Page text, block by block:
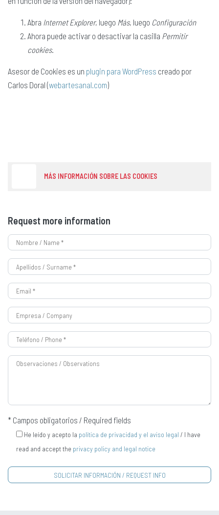
MÁS INFORMACIÓN SOBRE LAS COOKIES
Request more information
* Campos obligatorios / Required fields
He leído y acepto la política de privacidad y el aviso legal / I have
read and accept the privacy policy and legal notice
Abra Internet Explorer, luego Más, luego Configuración
Ahora puede activar o desactivar la casilla Permitir
cookies.
Asesor de Cookies es un plugin para WordPress creado por
Carlos Doral (webartesanal.com)